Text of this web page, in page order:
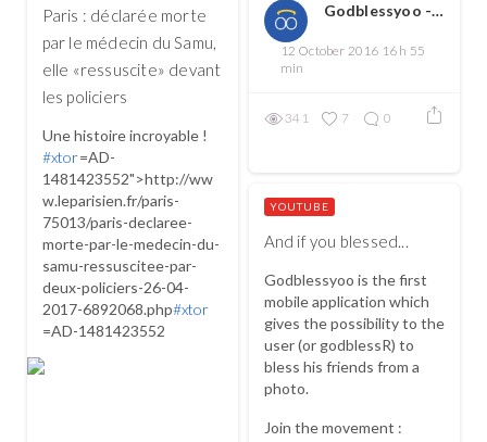
Godblessyoo - Spread love, spread the good
12 October 2016 16 h 55
min
341 7 0
Paris : déclarée morte
par le médecin du Samu,
elle «ressuscite» devant
les policiers
Une histoire incroyable !
#xtor=AD-
1481423552">http://ww
w.leparisien.fr/paris-
75013/paris-declaree-
morte-par-le-medecin-du-
samu-ressuscitee-par-
deux-policiers-26-04-
2017-6892068.php#xtor
=AD-1481423552
And if you blessed...
Godblessyoo is the first
mobile application which
gives the possibility to the
user (or godblessR) to
bless his friends from a
photo.
Join the movement :
YOUTUBE